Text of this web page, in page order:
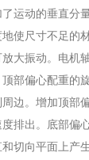
运动的垂直分
使尺寸不足的
大振动。电机
部偏心配重的
边。增加顶部
排出。底部偏
切向平面上产